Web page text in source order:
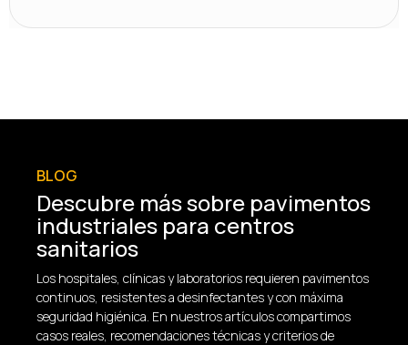
BLOG
Descubre más sobre pavimentos
industriales para centros
sanitarios
Los hospitales, clínicas y laboratorios requieren pavimentos
continuos, resistentes a desinfectantes y con máxima
seguridad higiénica. En nuestros artículos compartimos
casos reales, recomendaciones técnicas y criterios de